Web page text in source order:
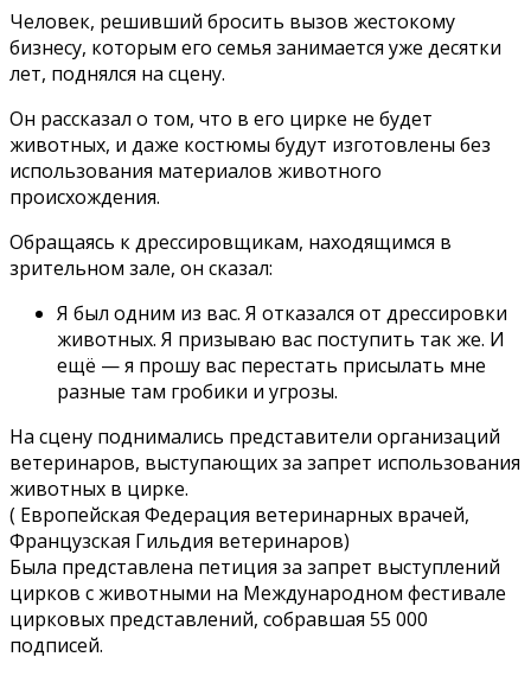
Человек, решивший бросить вызов жестокому
бизнесу, которым его семья занимается уже десятки
лет, поднялся на сцену.
Он рассказал о том, что в его цирке не будет
животных, и даже костюмы будут изготовлены без
использования материалов животного
происхождения.
Обращаясь к дрессировщикам, находящимся в
зрительном зале, он сказал:
Я был одним из вас. Я отказался от дрессировки
животных. Я призываю вас поступить так же. И
ещё — я прошу вас перестать присылать мне
разные там гробики и угрозы.
На сцену поднимались представители организаций
ветеринаров, выступающих за запрет использования
животных в цирке.
( Европейская Федерация ветеринарных врачей,
Французская Гильдия ветеринаров)
Была представлена петиция за запрет выступлений
цирков с животными на Международном фестивале
цирковых представлений, собравшая 55 000
подписей.